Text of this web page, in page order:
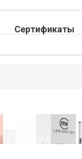
Сертификаты